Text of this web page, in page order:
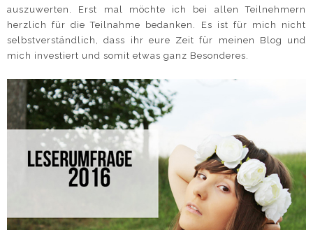
auszuwerten. Erst mal möchte ich bei allen Teilnehmern
herzlich für die Teilnahme bedanken. Es ist für mich nicht
selbstverständlich, dass ihr eure Zeit für meinen Blog und
mich investiert und somit etwas ganz Besonderes.